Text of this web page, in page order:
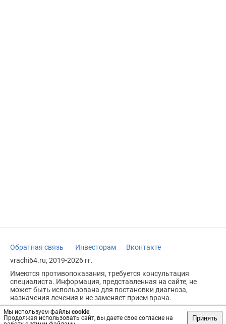
Мы используем файлы cookie.
Продолжая использовать сайт, вы даете свое согласие на
Принять
Обратная связь Инвесторам
Вконтакте
vrachi64.ru, 2019-2026 гг.
Имеются противопоказания, требуется консультация
специалиста. Информация, представленная на сайте, не
может быть использована для постановки диагноза,
назначения лечения и не заменяет прием врача.
Возрастное ограничение: 18+